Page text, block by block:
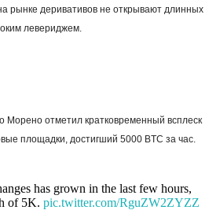
рынке деривативов не открывают длинных
левериджем.
Морено отметил кратковременный всплеск
площадки, достигший 5000 BTC за час.
has grown in the last few hours,
of 5K. pic.twitter.com/RguZW2ZYZZ